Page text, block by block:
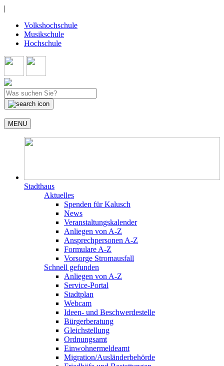
|
Volkshochschule
Musikschule
Hochschule
MENU
Stadthaus
Aktuelles
Spenden für Kalusch
News
Veranstaltungskalender
Anliegen von A-Z
Ansprechpersonen A-Z
Formulare A-Z
Vorsorge Stromausfall
Schnell gefunden
Anliegen von A-Z
Service-Portal
Stadtplan
Webcam
Ideen- und Beschwerdestelle
Bürgerberatung
Gleichstellung
Ordnungsamt
Einwohnermeldeamt
Migration/Ausländerbehörde